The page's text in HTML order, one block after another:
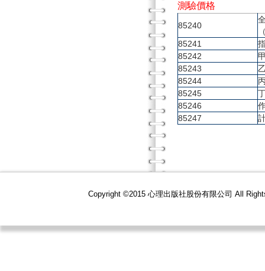
測驗價格
85240
85241
85242
85243
85244
85245
85246
85247
Copyright ©2015 心理出版社股份有限公司 All